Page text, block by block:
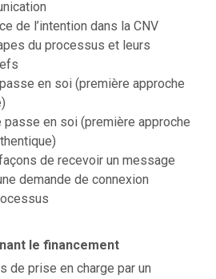
de l’intention dans la CNV
du processus et leurs
en soi (première approche
passe en soi (première approche
de recevoir un message
demande de connexion
le financement
de prise en charge par un